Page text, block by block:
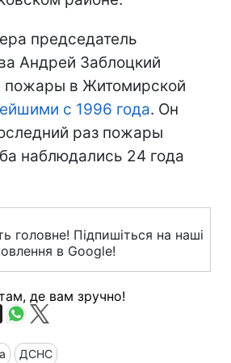
председатель
Андрей Заблоцкий
пожары в Житомирской
с 1996 года. Он
раз пожары
наблюдались 24 года
головне! Підпишіться на наші
в Google!
де вам зручно!
ДСНС